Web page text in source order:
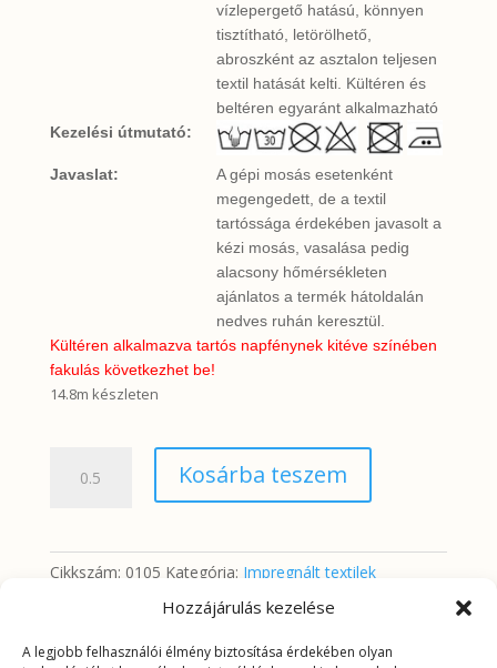
Hozzájárulás kezelése
A legjobb felhasználói élmény biztosítása érdekében olyan
vízlepergető hatású, könnyen
tisztítható, letörölhető,
abroszként az asztalon teljesen
textil hatását kelti. Kültéren és
beltéren egyaránt alkalmazható
Kezelési útmutató:
Javaslat:
A gépi mosás esetenként
megengedett, de a textil
tartóssága érdekében javasolt a
kézi mosás, vasalása pedig
alacsony hőmérsékleten
ajánlatos a termék hátoldalán
nedves ruhán keresztül.
Kültéren alkalmazva tartós napfénynek kitéve színében
fakulás következhet be!
14.8m készleten
virágok
(impregnált)
Kosárba teszem
Cikkszám: 0105 Kategória: Impregnált textilek